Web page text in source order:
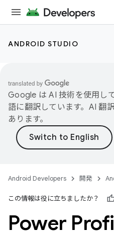
ANDROID STUDIO
Google は AI 技術を使用し
語に翻訳しています。AI 翻
あります。
Android Developers 開発
この情報は役に立ちましたか？
Power